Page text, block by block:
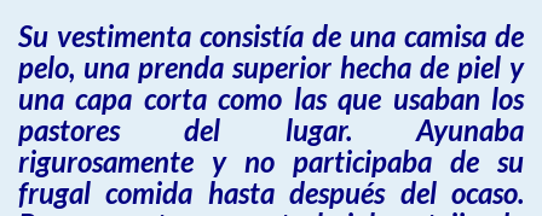
Su vestimenta consistía de una camisa de
pelo, una prenda superior hecha de piel y
una capa corta como las que usaban los
pastores del lugar. Ayunaba
rigurosamente y no participaba de su
frugal comida hasta después del ocaso.